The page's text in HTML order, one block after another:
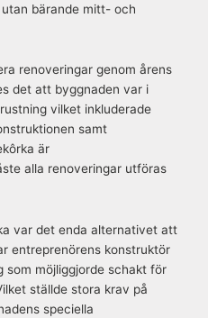
bärande mitt- och
renoveringar genom årens
det att byggnaden var i
vilket inkluderade
samt
är
alla renoveringar utföras
var det enda alternativet att
entreprenörens konstruktör
som möjliggjorde schakt för
ställde stora krav på
speciella